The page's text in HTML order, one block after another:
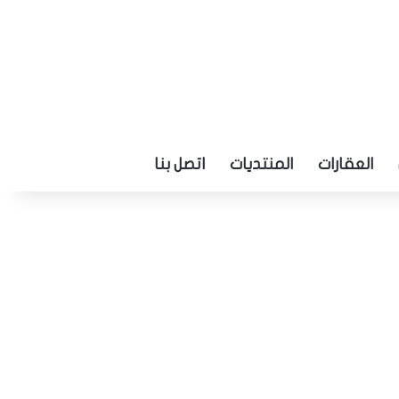
العقارات المنتديات اتصل بنا